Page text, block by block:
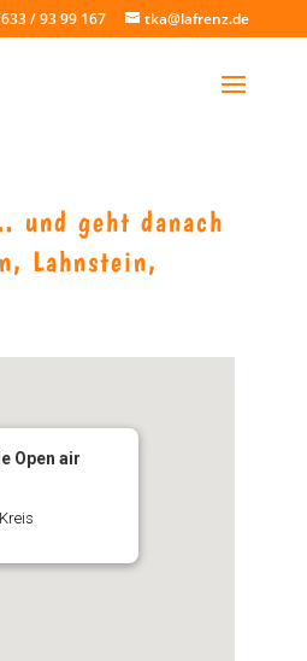
/ 93 99 167 tka@lafrenz.de
geht danach
Lahnstein,
Open air